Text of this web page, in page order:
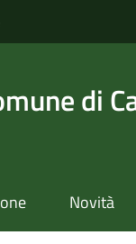
di
Novità